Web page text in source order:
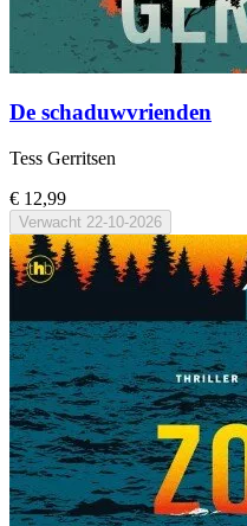
De schaduwvrienden
Tess Gerritsen
€ 12,99
Verwacht 22-10-2026